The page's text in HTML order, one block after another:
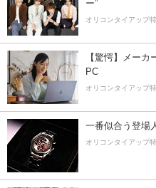
ー”
オリコンタイアップ
【驚愕】メー
PC
オリコンタイアップ
一番似合う登場
オリコンタイアップ